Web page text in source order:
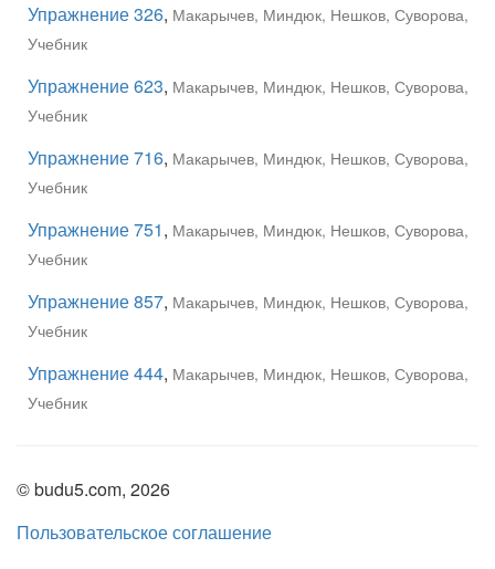
Упражнение 326, Макарычев, Миндюк, Нешков, Суворова,
Учебник
Упражнение 623, Макарычев, Миндюк, Нешков, Суворова,
Учебник
Упражнение 716, Макарычев, Миндюк, Нешков, Суворова,
Учебник
Упражнение 751, Макарычев, Миндюк, Нешков, Суворова,
Учебник
Упражнение 857, Макарычев, Миндюк, Нешков, Суворова,
Учебник
Упражнение 444, Макарычев, Миндюк, Нешков, Суворова,
Учебник
© budu5.com, 2026
Пользовательское соглашение